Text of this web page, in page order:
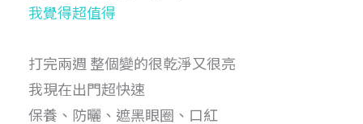
我覺得超值得
打完兩週 整個變的很乾淨又很亮
我現在出門超快速
保養、防曬、遮黑眼圈、口紅